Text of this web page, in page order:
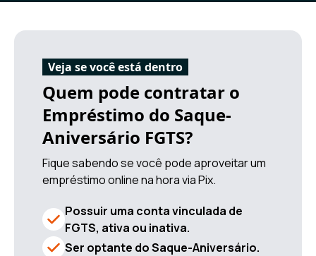
Veja se você está dentro
Quem pode contratar o
Empréstimo do Saque-
Aniversário FGTS?
Fique sabendo se você pode aproveitar um
empréstimo online na hora via Pix.
Possuir uma conta vinculada de
FGTS, ativa ou inativa.
Ser optante do Saque-Aniversário.